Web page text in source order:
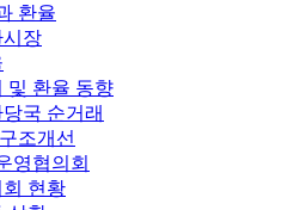
환율
시장
및 환율 동향
국 순거래
조개선
영협의회
회 현황